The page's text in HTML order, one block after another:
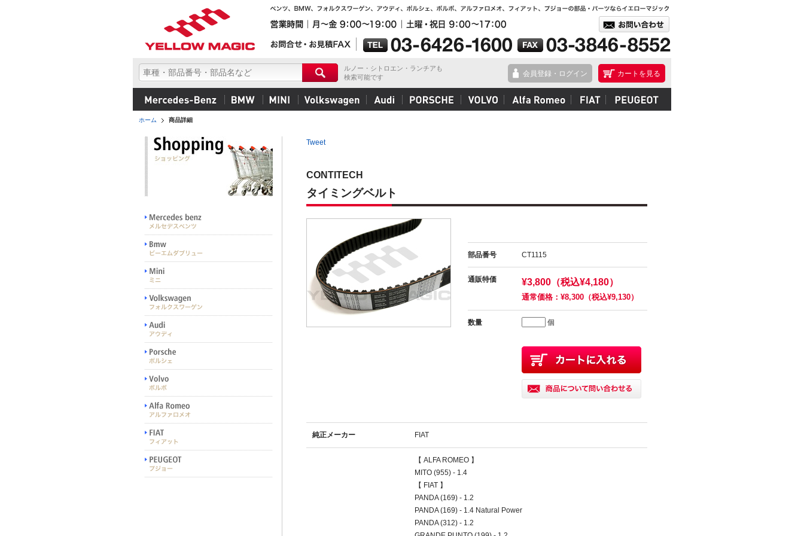
ルノー・シトロエン・ランチアも
検索可能です
カートを見る
会員登録・ログイン
ホーム 商品詳細
Tweet
CONTITECH
タイミングベルト
部品番号 CT1115
通販特価 ¥3,800（税込¥4,180）
通常価格：¥8,300（税込¥9,130）
数量 個
純正メーカー FIAT
【 ALFA ROMEO 】
MITO (955) - 1.4
【 FIAT 】
PANDA (169) - 1.2
PANDA (169) - 1.4 Natural Power
PANDA (312) - 1.2